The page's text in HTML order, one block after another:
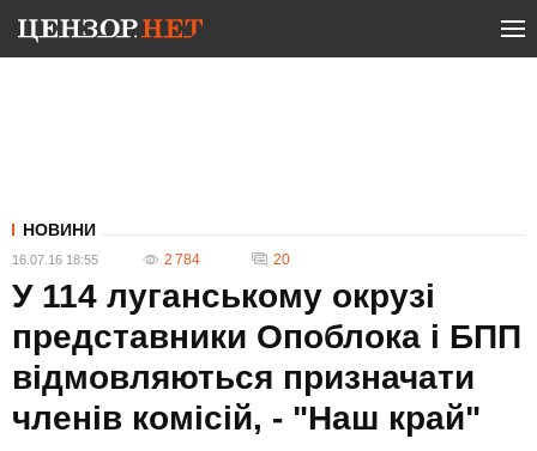
НОВИНИ
16.07.16 18:55 2 784 20
У 114 луганському окрузі
представники Опоблока і БПП
відмовляються призначати
членів комісій, - "Наш край"